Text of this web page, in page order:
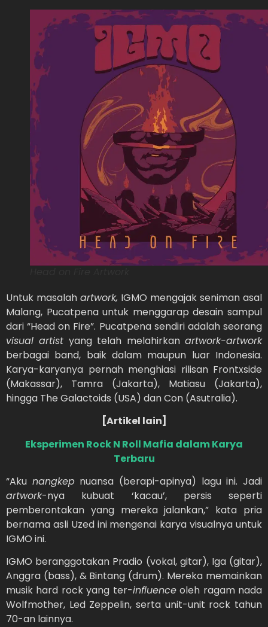
Untuk masalah artwork, IGMO mengajak seniman asal
Malang, Pucatpena untuk menggarap desain sampul
dari “Head on Fire”. Pucatpena sendiri adalah seorang
visual artist yang telah melahirkanartwork-artwork
berbagai band, baik dalam maupun luar Indonesia.
Karya-karyanya pernah menghiasi rilisan Frontxside
(Makassar), Tamra (Jakarta), Matiasu (Jakarta),
hingga The Galactoids (USA) dan Con (Asutralia).
[Artikel lain]
Eksperimen Rock N Roll Mafia dalam Karya
Terbaru
“Aku nangkepnuansa (berapi-apinya) lagu ini. Jadi
artwork-nya kubuat ‘kacau’, persis seperti
pemberontakan yang mereka jalankan,” kata pria
bernama asli Uzed ini mengenai karya visualnya untuk
IGMO ini.
IGMO beranggotakan Pradio (vokal, gitar), Iga (gitar),
Anggra (bass), & Bintang (drum). Mereka memainkan
musik hard rock yang ter-influenceoleh ragam nada
Wolfmother, Led Zeppelin, serta unit-unit rock tahun
70-an lainnya.